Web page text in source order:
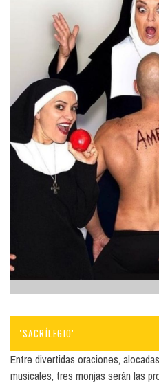
'SACRÍLEGIO'
Entre divertidas oraciones,
musicales, tres monjas serán las